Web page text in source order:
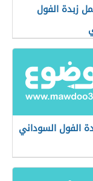
زبدة الفول
الفول السوداني